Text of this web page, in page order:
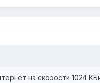
на скорости 1024